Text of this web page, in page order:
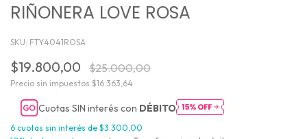
RIÑONERA LOVE ROSA
SKU: FTY4041ROSA
$19.800,00 $25.000,00
Precio sin impuestos $16.363,64
Cuotas SIN interés con DÉBITO
6 cuotas sin interés de $3.300,00